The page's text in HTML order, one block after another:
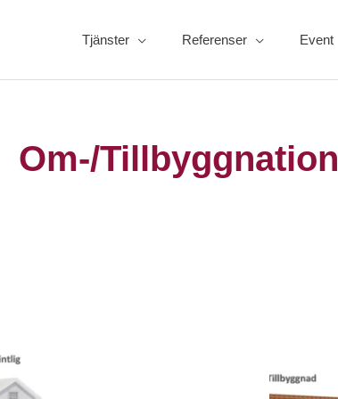
Tjänster Referenser Event
Om-/Tillbyggnation